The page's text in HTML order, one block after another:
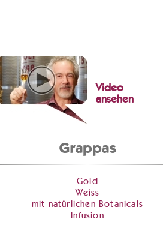
Video
ansehen
Grappas
Gold
Weiss
mit natürlichen Botanicals
Infusion